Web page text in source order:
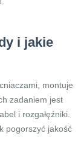
i jakie
montuje
zadaniem jest
i rozgałęźniki.
pogorszyć jakość